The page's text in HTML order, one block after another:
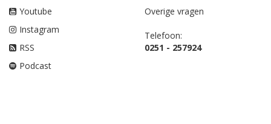
Youtube
Instagram
RSS
Podcast
Overige vragen
Telefoon:
0251 - 257924